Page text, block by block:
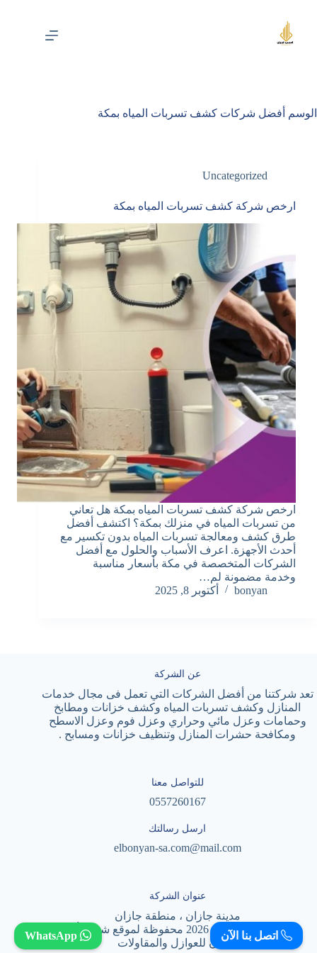
المحتوى
الوسم أفضل شركات كشف تسربات المياه بمكة
Uncategorized
ارخص شركة كشف تسربات المياه بمكة
ارخص شركة كشف تسربات المياه بمكة هل تعاني
من تسربات المياه في منزلك بمكة؟ اكتشف أفضل
طرق كشف ومعالجة تسربات المياه بدون تكسير مع
أحدث الأجهزة. اعرف الأسباب والحلول مع أفضل
الشركات المتخصصة في مكة بأسعار مناسبة
وخدمة مضمونة لم…
bonyan
أكتوبر 8, 2025
عن الشركة
تعد شركتنا من أفضل الشركات التي تعمل فى مجال خدمات
المنازل وكشف تسربات المياه وكشف خزانات ومطابخ
وحمامات وعزل مائي وحراري وعزل فوم وعزل الاسطح
ومكافحة حشرات المنازل وتنظيف خزانات ومسابح .
للتواصل معنا
0557260167
ارسل رسالتك
elbonyan-sa.com@mail.com
عنوان الشركة
مدينة جازان ، منطقة جازان
حقوق النشر © لعام 2026 محفوظة لموقع شركة أسس
البنيان للعوازل والمقاولات
اتصل بنا الآن